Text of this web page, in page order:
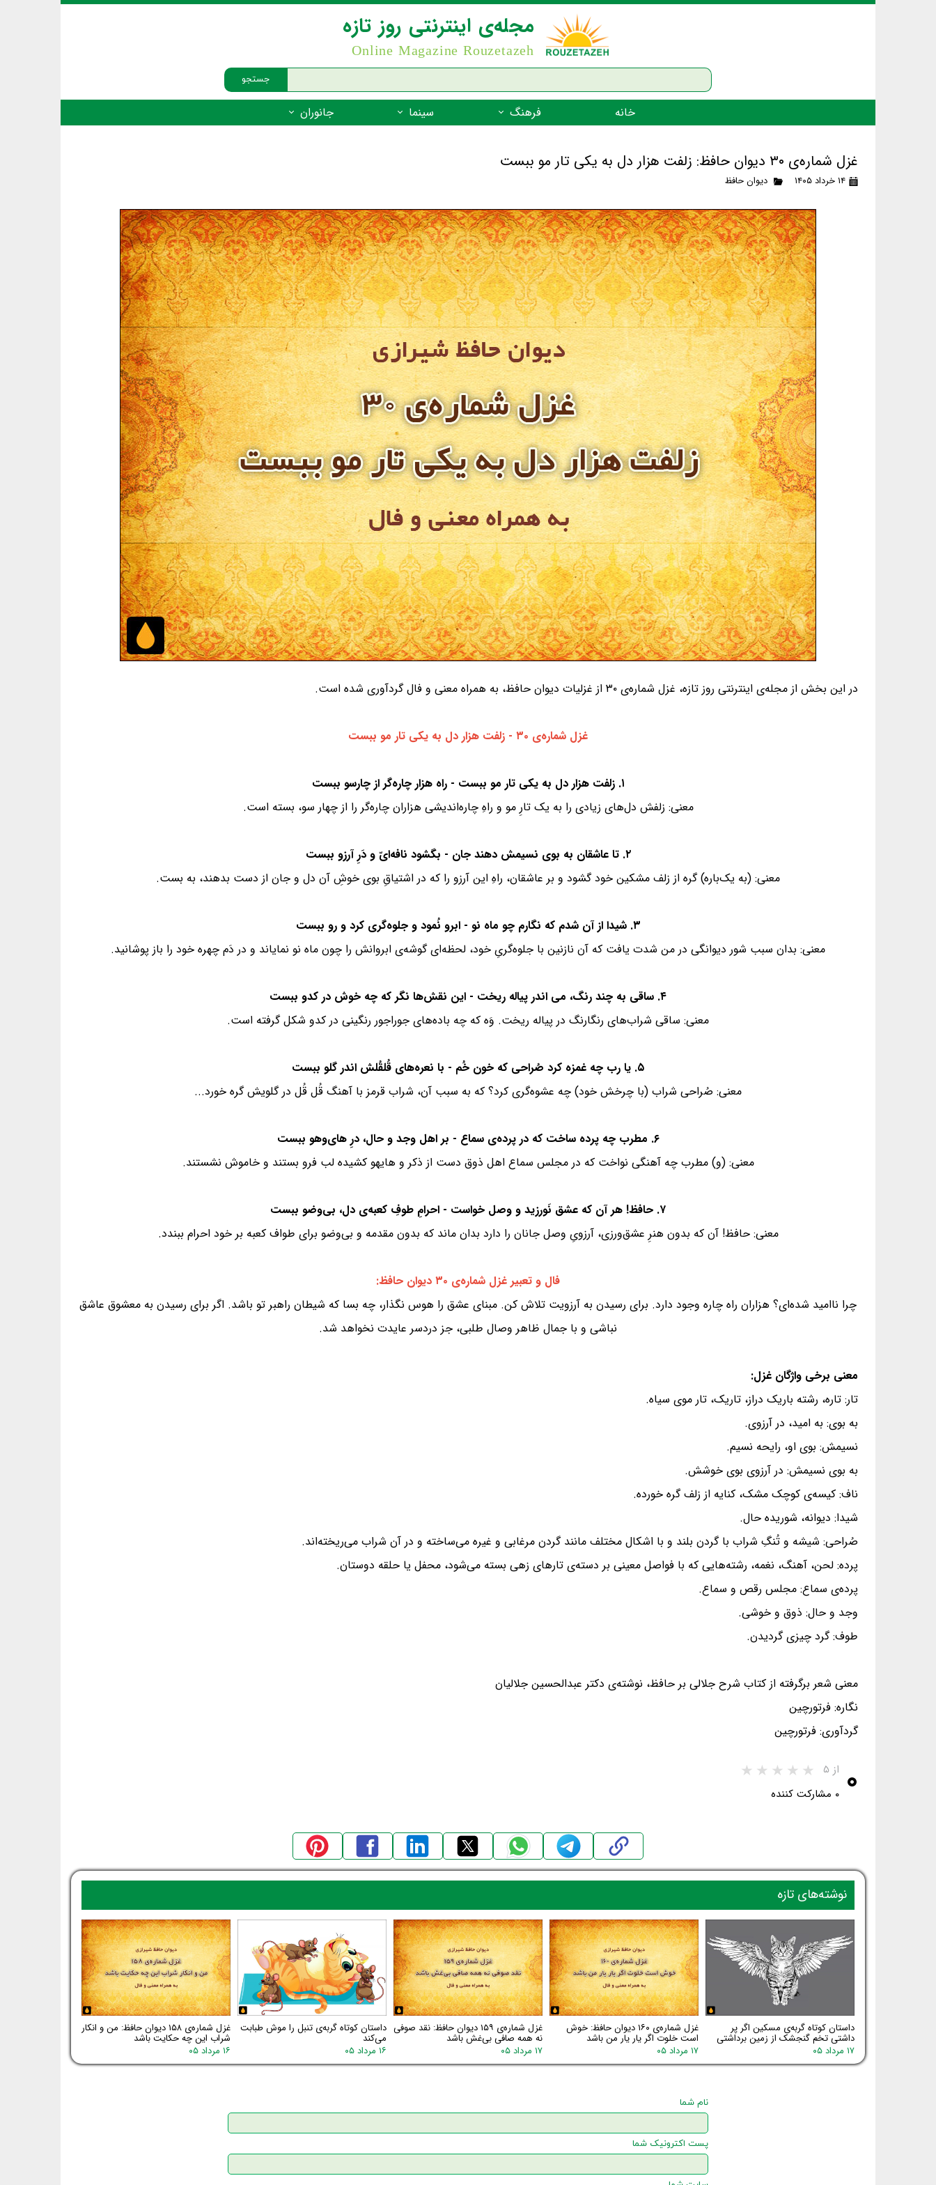
جستجو
مجله‌ی اینترنتی روز تازه
Online Magazine Rouzetazeh
خانه فرهنگ
نام‌نامه
ضرب المثل
شعر فارسی
زندگینامه‌ی بزرگان
گفتاورد
سینما جانوران
جانوران مهره‌دار - دوزیستان
جانوران مهره‌دار - ماهیان
جانوران مهره‌دار - فهرست‌ها
غزل شماره‌ی ۳۰ دیوان حافظ: زلفت هزار دل به یکی تار مو ببست
۱۴ خرداد ۱۴۰۵ دیوان حافظ
در این بخش از مجله‌ی اینترنتی روز تازه، غزل شماره‌ی ۳۰ از غزلیات دیوان حافظ، به همراه معنی و فال گردآوری شده است.
غزل شماره‌ی ۳۰ - زلفت هزار دل به یکی تار مو ببست
۱. زلفت هزار دل به یکی تار مو ببست - راه هزار چاره‌گر از چارسو ببست
معنی: زلفش دل‌های زیادی را به یک تارِ مو و راهِ چاره‌اندیشی هزاران چاره‌گر را از چهار سو، بسته است.
۲. تا عاشقان به بوی نسیمش دهند جان - بگشود نافه‌ایّ و دَرِ آرزو ببست
معنی: (به یک‌باره) گره از زلف مشکین خود گشود و بر عاشقان، راهِ این آرزو را که در اشتیاقِ بوی خوشِ آن دل و جان از دست بدهند، به بست.
۳. شیدا از آن شدم که نگارم چو ماه نو - ابرو نُمود و جلوه‌گری کرد و رو ببست
معنی: بدان سبب شور دیوانگی در من شدت یافت که آن نازنین با جلوه‌گریِ خود، لحظه‌ای گوشه‌ی ابروانش را چون ماه نو نمایاند و در دَم چهره خود را باز پوشانید.
۴. ساقی به چند رنگ، می اندر پیاله ریخت - این نقش‌ها نگر که چه خوش در کدو ببست
معنی: ساقی شراب‌های رنگارنگ در پیاله ریخت. وَه که چه باده‌های جوراجور رنگینی در کدو شکل گرفته است.
۵. یا رب چه غمزه کرد صُراحی که خون خُم - با نعره‌های قُلقُلش اندر گلو ببست
معنی: صُراحی شراب (با چرخش خود) چه عشوه‌گری کرد؟ که به سبب آن، شراب قرمز با آهنگ قُل قُل در گلویش گره خورد...
۶. مطرب چه پرده ساخت که در پرده‌ی سماع - بر اهل وجد و حال، درِ های‌وهو ببست
معنی: (و) مطرب چه آهنگی نواخت که در مجلس سماع اهل ذوق دست از ذکر و هایهو کشیده لب فرو بستند و خاموش نشستند.
۷. حافظ! هر آن که عشق نَورزید و وصل خواست - احرامِ طوفِ کعبه‌ی دل، بی‌وضو ببست
معنی: حافظ! آن که بدون هنرِ عشق‌ورزی، آرزویِ وصل جانان را دارد بدان ماند که بدون مقدمه و بی‌وضو برای طواف کعبه بر خود احرام ببندد.
فال و تعبیر غزل شماره‌ی ۳۰ دیوان حافظ:
چرا ناامید شده‌ای؟ هزاران راه چاره وجود دارد. برای رسیدن به آرزویت تلاش کن. مبنای عشق را هوس نگذار، چه بسا که شیطان راهبر تو باشد. اگر برای رسیدن به معشوق عاشق
نباشی و با جمال ظاهر وصال طلبی، جز دردسر عایدت نخواهد شد.
معنی برخی واژگان غزل:
تار: تاره، رشته باریک دراز، تاریک، تار موی سیاه.
به بوی: به امید، در آرزوی.
نسیمش: بوی او، رایحه نسیم.
به بوی نسیمش: در آرزوی بوی خوشش.
ناف: کیسه‌ی کوچک مشک، کنایه از زلف گره خورده.
شیدا: دیوانه، شوریده حال.
صُراحی: شیشه و تُنگِ شراب با گردن بلند و با اشکال مختلف مانند گردن مرغابی و غیره می‌ساخته و در آن شراب می‌ریخته‌اند.
پرده: لحن، آهنگ، نغمه، رشته‌هایی که با فواصل معینی بر دسته‌ی تارهای زهی بسته می‌شود، محفل یا حلقه دوستان.
پرده‌ی سماع: مجلس رقص و سماع.
وجد و حال: ذوق و خوشی.
طوف: گرد چیزی گردیدن.
معنی شعر برگرفته از کتاب شرح جلالی بر حافظ، نوشته‌ی دکتر عبدالحسین جلالیان
نگاره: فرتورچین
گردآوری: فرتورچین
۰ از ۵
۰ مشارکت کننده
داستان کوتاه گربه‌ی مسکین اگر پر
داشتی تخم گنجشک از زمین برداشتی
۱۷ مرداد ۰۵
غزل شماره‌ی ۱۶۰ دیوان حافظ: خوش
است خلوت اگر یار یار من باشد
۱۷ مرداد ۰۵
غزل شماره‌ی ۱۵۹ دیوان حافظ: نقد صوفی
نه همه صافی بی‌غش باشد
۱۷ مرداد ۰۵
داستان کوتاه گربه‌ی تنبل را موش طبابت
می‌کند
۱۶ مرداد ۰۵
غزل شماره‌ی ۱۵۸ دیوان حافظ: من و انکار
شراب این چه حکایت باشد
۱۶ مرداد ۰۵
نوشته‌های تازه
نام شما
پست اکترونیک شما